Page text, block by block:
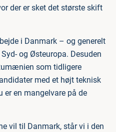
der er sket det største skift
i Danmark – og generelt
og Østeuropa. Desuden
som tidligere
med et højt teknisk
er en mangelvare på de
vil til Danmark, står vi i den